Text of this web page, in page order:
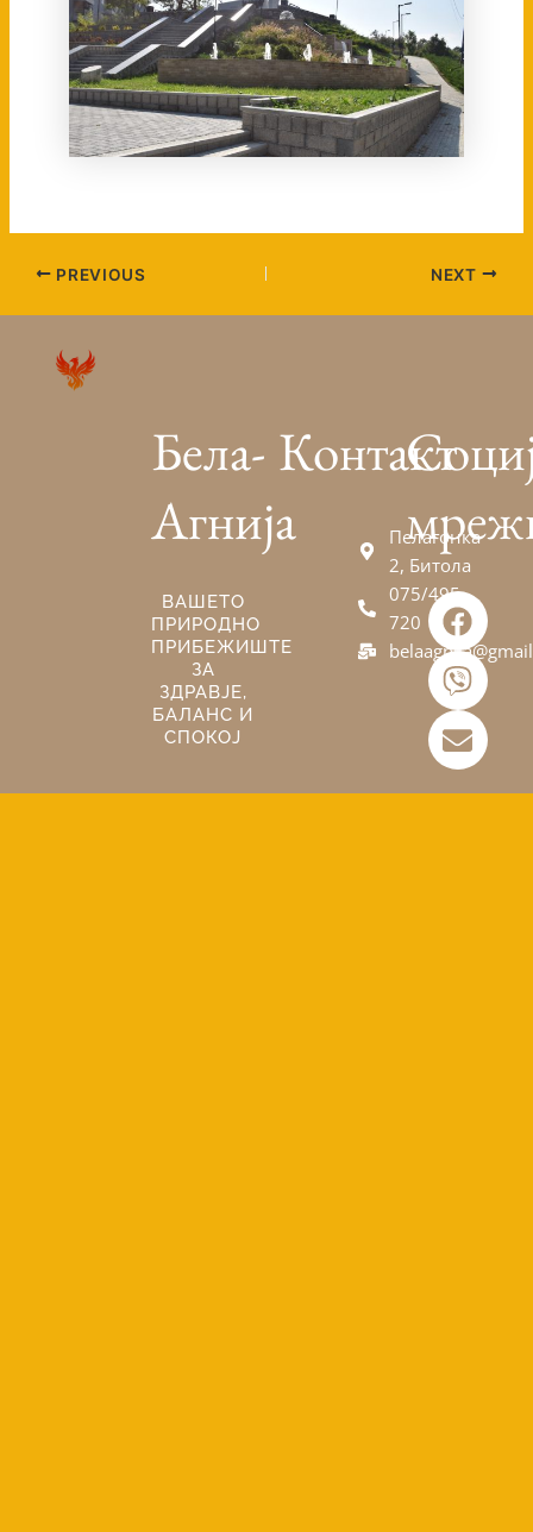
PREVIOUS NEXT
Бела-
Агнија
ВАШЕТО
ПРИРОДНО
ПРИБЕЖИШТЕ
ЗА
ЗДРАВЈЕ,
БАЛАНС И
СПОКОЈ
Контакт
Пелагонка
2, Битола
075/495-
720
F
a
c
e
b
o
V
i
b
e
r
E
n
v
e
l
o